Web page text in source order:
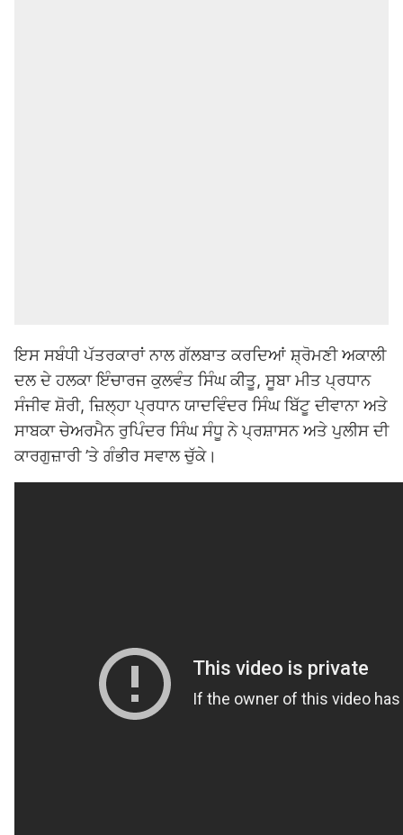
ਇਸ ਸਬੰਧੀ ਪੱਤਰਕਾਰਾਂ ਨਾਲ ਗੱਲਬਾਤ ਕਰਦਿਆਂ ਸ਼੍ਰੋਮਣੀ ਅਕਾਲੀ
ਦਲ ਦੇ ਹਲਕਾ ਇੰਚਾਰਜ ਕੁਲਵੰਤ ਸਿੰਘ ਕੀਤੂ, ਸੂਬਾ ਮੀਤ ਪ੍ਰਧਾਨ
ਸੰਜੀਵ ਸ਼ੋਰੀ, ਜ਼ਿਲ੍ਹਾ ਪ੍ਰਧਾਨ ਯਾਦਵਿੰਦਰ ਸਿੰਘ ਬਿੱਟੂ ਦੀਵਾਨਾ ਅਤੇ
ਸਾਬਕਾ ਚੇਅਰਮੈਨ ਰੁਪਿੰਦਰ ਸਿੰਘ ਸੰਧੂ ਨੇ ਪ੍ਰਸ਼ਾਸਨ ਅਤੇ ਪੁਲੀਸ ਦੀ
ਕਾਰਗੁਜ਼ਾਰੀ ’ਤੇ ਗੰਭੀਰ ਸਵਾਲ ਚੁੱਕੇ।